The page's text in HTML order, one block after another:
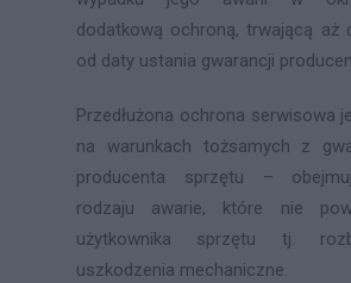
dodatkową ochroną, trwającą aż
od daty ustania gwarancji
Przedłużona ochrona serwisowa
na warunkach tożsamych z
producenta sprzętu –
rodzaju awarie, które nie
użytkownika sprzętu tj.
uszkodzenia mechaniczne.